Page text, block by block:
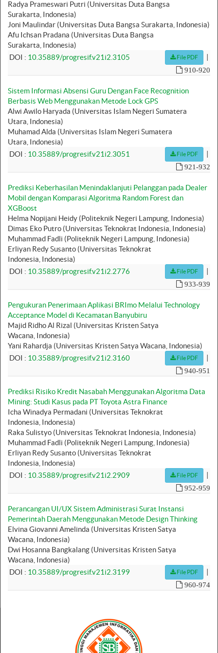
Radya Prameswari Putri (Universitas Duta Bangsa
Surakarta, Indonesia)
Joni Maulindar (Universitas Duta Bangsa Surakarta, Indonesia)
Afu Ichsan Pradana (Universitas Duta Bangsa
Surakarta, Indonesia)
DOI : 10.35889/progresif.v21i2.3105 File PDF |
910-920
Sistem Informasi Absensi Guru Dengan Face Recognition
Berbasis Web Menggunakan Metode Lock GPS
Alwi Awilo Haryada (Universitas Islam Negeri Sumatera
Utara, Indonesia)
Muhamad Alda (Universitas Islam Negeri Sumatera
Utara, Indonesia)
DOI : 10.35889/progresif.v21i2.3051 File PDF |
921-932
Prediksi Keberhasilan Menindaklanjuti Pelanggan pada Dealer
Mobil dengan Komparasi Algoritma Random Forest dan
XGBoost
Helma Nopijani Heidy (Politeknik Negeri Lampung, Indonesia)
Dimas Eko Putro (Universitas Teknokrat Indonesia, Indonesia)
Muhammad Fadli (Politeknik Negeri Lampung, Indonesia)
Erliyan Redy Susanto (Universitas Teknokrat
Indonesia, Indonesia)
DOI : 10.35889/progresif.v21i2.2776 File PDF |
933-939
Pengukuran Penerimaan Aplikasi BRImo Melalui Technology
Acceptance Model di Kecamatan Banyubiru
Majid Ridho Al Rizal (Universitas Kristen Satya
Wacana, Indonesia)
Yani Rahardja (Universitas Kristen Satya Wacana, Indonesia)
DOI : 10.35889/progresif.v21i2.3160 File PDF |
940-951
Prediksi Risiko Kredit Nasabah Menggunakan Algoritma Data
Mining: Studi Kasus pada PT Toyota Astra Finance
Icha Winadya Permadani (Universitas Teknokrat
Indonesia, Indonesia)
Raka Sulistyo (Universitas Teknokrat Indonesia, Indonesia)
Muhammad Fadli (Politeknik Negeri Lampung, Indonesia)
Erliyan Redy Susanto (Universitas Teknokrat
Indonesia, Indonesia)
DOI : 10.35889/progresif.v21i2.2909 File PDF |
952-959
Perancangan UI/UX Sistem Administrasi Surat Instansi
Pemerintah Daerah Menggunakan Metode Design Thinking
Elvina Giovanni Amelinda (Universitas Kristen Satya
Wacana, Indonesia)
Dwi Hosanna Bangkalang (Universitas Kristen Satya
Wacana, Indonesia)
DOI : 10.35889/progresif.v21i2.3199 File PDF |
960-974